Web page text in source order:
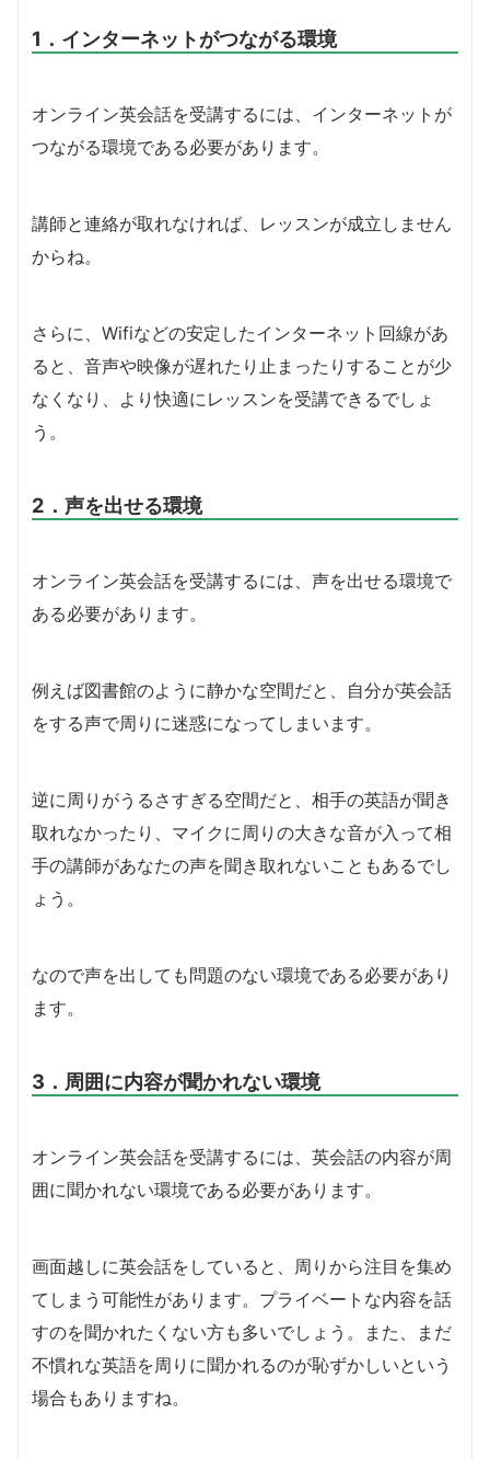
1．インターネットがつながる環境
オンライン英会話を受講するには、インターネットが
つながる環境である必要があります。
講師と連絡が取れなければ、レッスンが成立しません
からね。
さらに、Wifiなどの安定したインターネット回線があ
ると、音声や映像が遅れたり止まったりすることが少
なくなり、より快適にレッスンを受講できるでしょ
う。
2．声を出せる環境
オンライン英会話を受講するには、声を出せる環境で
ある必要があります。
例えば図書館のように静かな空間だと、自分が英会話
をする声で周りに迷惑になってしまいます。
逆に周りがうるさすぎる空間だと、相手の英語が聞き
取れなかったり、マイクに周りの大きな音が入って相
手の講師があなたの声を聞き取れないこともあるでし
ょう。
なので声を出しても問題のない環境である必要があり
ます。
3．周囲に内容が聞かれない環境
オンライン英会話を受講するには、英会話の内容が周
囲に聞かれない環境である必要があります。
画面越しに英会話をしていると、周りから注目を集め
てしまう可能性があります。プライベートな内容を話
すのを聞かれたくない方も多いでしょう。また、まだ
不慣れな英語を周りに聞かれるのが恥ずかしいという
場合もありますね。